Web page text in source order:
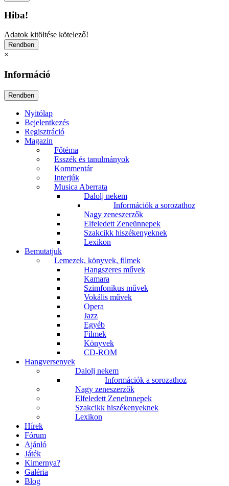
Hiba!
Adatok kitöltése kötelező!
×
Információ
Nyitólap
Bejelentkezés
Regisztráció
Magazin
Főtéma
Esszék és tanulmányok
Kommentár
Interjúk
Musica Aberrata
Dalolj nekem
Információk a sorozathoz
Nagy zeneszerzők
Elfeledett Zeneünnepek
Szakcikk hiszékenyeknek
Lexikon
Bemutatjuk
Lemezek, könyvek, filmek
Hangszeres művek
Kamara
Szimfonikus művek
Vokális művek
Opera
Jazz
Egyéb
Filmek
Könyvek
CD-ROM
Hangversenyek
Dalolj nekem
Információk a sorozathoz
Nagy zeneszerzők
Elfeledett Zeneünnepek
Szakcikk hiszékenyeknek
Lexikon
Hírek
Fórum
Ajánló
Játék
Kimernya?
Galéria
Blog